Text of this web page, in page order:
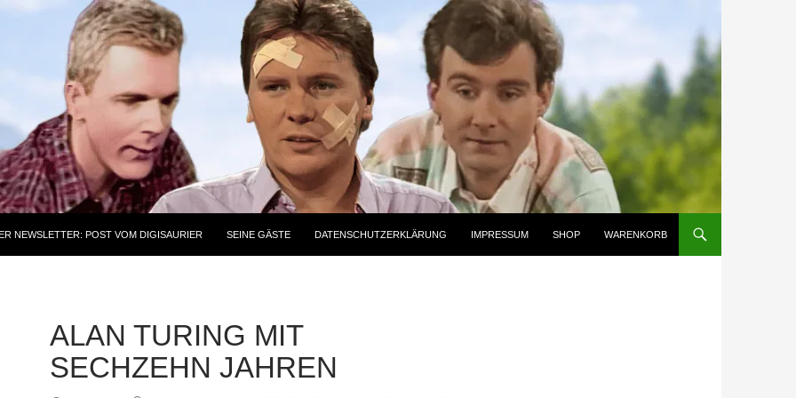
NEWSLETTER: POST VOM DIGISAURIER SEINE GÄSTE DATENSCHUTZERKLÄRUNG IMPRESSUM SHOP WARENKORB
ALAN TURING MIT
SECHZEHN JAHREN